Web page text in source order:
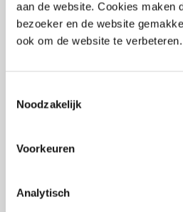
aan de website. Cookies maken
bezoeker en de website
ook om de website te verbeteren.
Noodzakelijk
Voorkeuren
Analytisch
begeleiding van het
aan gebruik te maken van deze
74 11)
van de EFRO-Beheersautoriteit. Voor